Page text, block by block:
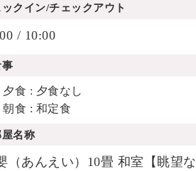
クイン/チェックアウト
/ 10:00
事
夕食 : 夕食なし
朝食 : 和定食
屋名称
（あんえい）10畳 和室【眺望な